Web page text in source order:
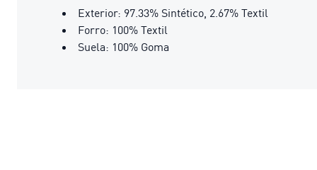
Exterior: 97.33% Sintético, 2.67% Textil
Forro: 100% Textil
Suela: 100% Goma